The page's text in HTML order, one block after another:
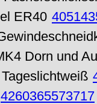
ER40
Dorn und
4260365573717